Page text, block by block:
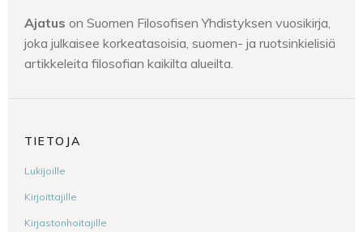
Ajatus on Suomen Filosofisen Yhdistyksen vuosikirja,
joka julkaisee korkeatasoisia, suomen- ja ruotsinkielisiä
artikkeleita filosofian kaikilta alueilta.
TIETOJA
Lukijoille
Kirjoittajille
Kirjastonhoitajille